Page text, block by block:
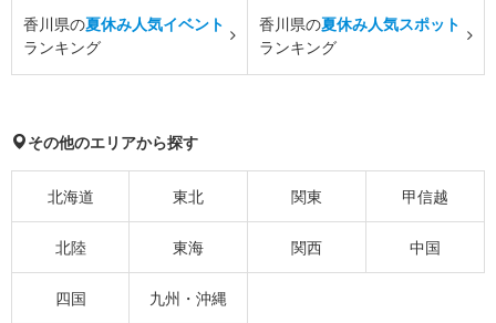
香川県の夏休み人気イベント
ランキング
香川県の夏休み人気スポット
ランキング
その他のエリアから探す
北海道 東北 関東 甲信越
北陸 東海 関西 中国
四国 九州・沖縄